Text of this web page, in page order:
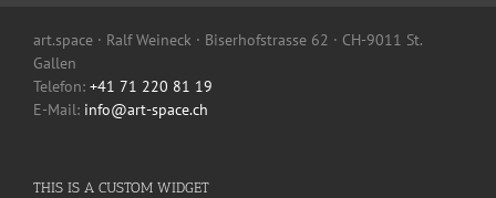
art.space · Ralf Weineck · Biserhofstrasse 62 · CH-9011 St.
Gallen
Telefon: +41 71 220 81 19
E-Mail: info@art-space.ch
THIS IS A CUSTOM WIDGET